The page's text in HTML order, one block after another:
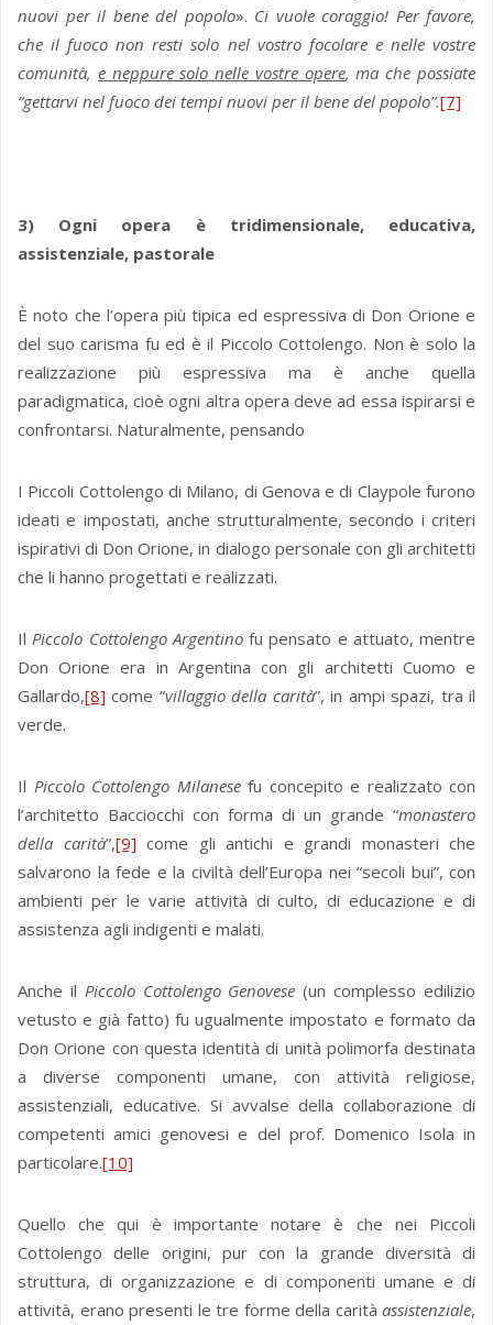
nuovi per il bene del popolo». Ci vuole coraggio! Per favore,
che il fuoco non resti solo nel vostro focolare e nelle vostre
comunità, e neppure solo nelle vostre opere, ma che possiate
“gettarvi nel fuoco dei tempi nuovi per il bene del popolo”.[7]
3) Ogni opera è tridimensionale, educativa,
assistenziale, pastorale
È noto che l’opera più tipica ed espressiva di Don Orione e
del suo carisma fu ed è il Piccolo Cottolengo. Non è solo la
realizzazione più espressiva ma è anche quella
paradigmatica, cioè ogni altra opera deve ad essa ispirarsi e
confrontarsi. Naturalmente, pensando
I Piccoli Cottolengo di Milano, di Genova e di Claypole furono
ideati e impostati, anche strutturalmente, secondo i criteri
ispirativi di Don Orione, in dialogo personale con gli architetti
che li hanno progettati e realizzati.
IlPiccolo Cottolengo Argentinofu pensato e attuato, mentre
Don Orione era in Argentina con gli architetti Cuomo e
Gallardo,[8] come “villaggio della carità”, in ampi spazi, tra il
verde.
Il Piccolo Cottolengo Milanesefu concepito e realizzato con
l’architetto Bacciocchi con forma di un grande “monastero
della carità”,[9] come gli antichi e grandi monasteri che
salvarono la fede e la civiltà dell’Europa nei “secoli bui”, con
ambienti per le varie attività di culto, di educazione e di
assistenza agli indigenti e malati.
Anche il Piccolo Cottolengo Genovese (un complesso edilizio
vetusto e già fatto) fu ugualmente impostato e formato da
Don Orione con questa identità di unità polimorfa destinata
a diverse componenti umane, con attività religiose,
assistenziali, educative. Si avvalse della collaborazione di
competenti amici genovesi e del prof. Domenico Isola in
particolare.[10]
Quello che qui è importante notare è che nei Piccoli
Cottolengo delle origini, pur con la grande diversità di
struttura, di organizzazione e di componenti umane e di
attività, erano presenti le tre forme della carità assistenziale,